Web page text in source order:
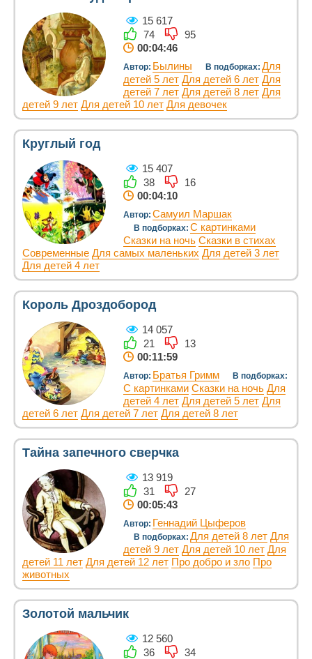
15 617
74
95
00:04:46
Автор: Былины В подборках: Для
детей 5 лет Для детей 6 лет Для
детей 7 лет Для детей 8 лет Для
детей 9 лет Для детей 10 лет Для девочек
Круглый год
15 407
38
16
00:04:10
Автор: Самуил Маршак
В подборках: С картинками
Сказки на ночь Сказки в стихах
Современные Для самых маленьких Для детей 3 лет
Для детей 4 лет
Король Дроздобород
14 057
21
13
00:11:59
Автор: Братья Гримм В подборках:
С картинками Сказки на ночь Для
детей 4 лет Для детей 5 лет Для
детей 6 лет Для детей 7 лет Для детей 8 лет
Тайна запечного сверчка
13 919
31
27
00:05:43
Автор: Геннадий Цыферов
В подборках: Для детей 8 лет Для
детей 9 лет Для детей 10 лет Для
детей 11 лет Для детей 12 лет Про добро и зло Про
животных
Золотой мальчик
12 560
36
34